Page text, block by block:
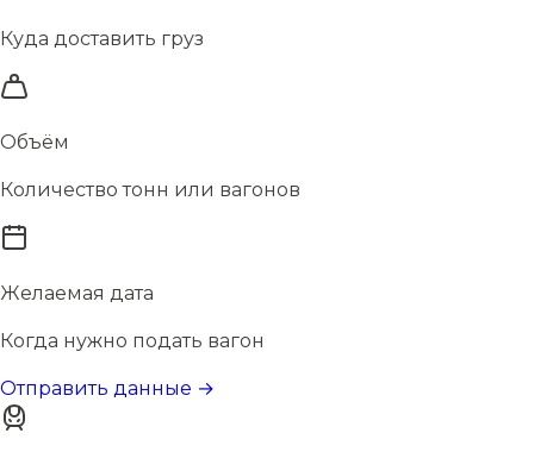
Куда доставить груз
Объём
Количество тонн или вагонов
Желаемая дата
Когда нужно подать вагон
Отправить данные →